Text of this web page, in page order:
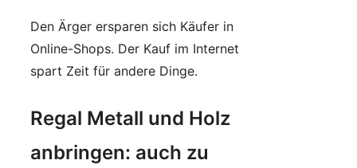
Den Ärger ersparen sich Käufer in
Online-Shops. Der Kauf im Internet
spart Zeit für andere Dinge.
Regal Metall und Holz
anbringen: auch zu